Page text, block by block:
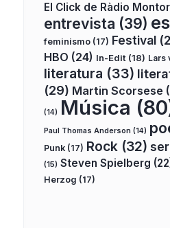
El Click de Ràdio
entrevista (39)
feminismo (17) Festival
HBO (24) In-Edit (18) Lars
literatura (33)
(29) Martin Scorsese
(14) Música
Paul Thomas Anderson (14)
Punk (17) Rock (32)
(15) Steven Spielberg
Herzog (17)